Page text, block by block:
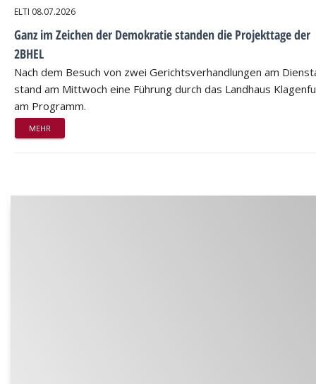
ELTI 08.07.2026
Ganz im Zeichen der Demokratie standen die Projekttage der
2BHEL
Nach dem Besuch von zwei Gerichtsverhandlungen am
stand am Mittwoch eine Führung durch das Landhaus
am Programm.
MEHR